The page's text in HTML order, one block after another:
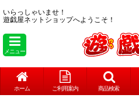
いらっしゃいませ！
遊戯屋ネットショップへようこそ！
メニュー
ホーム ご利用案内 商品検索